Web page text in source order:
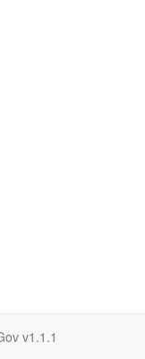
v1.1.1